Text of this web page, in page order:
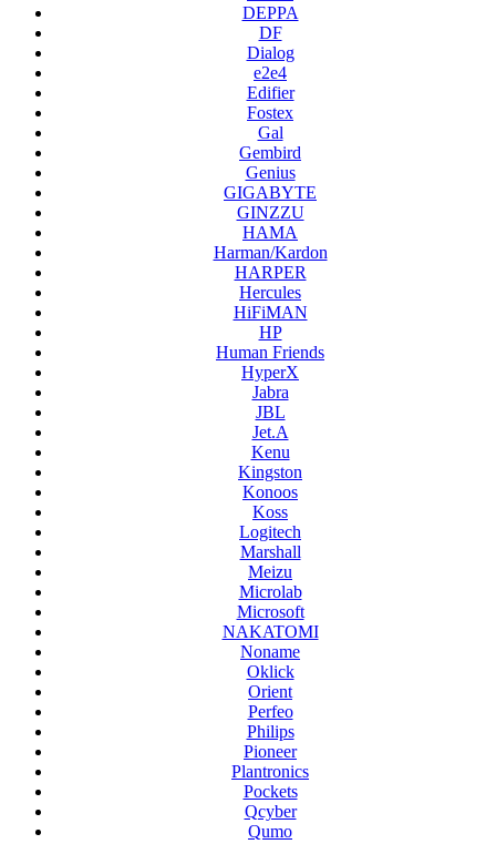
DEPPA
DF
Dialog
e2e4
Edifier
Fostex
Gal
Gembird
Genius
GIGABYTE
GINZZU
HAMA
Harman/Kardon
HARPER
Hercules
HiFiMAN
HP
Human Friends
HyperX
Jabra
JBL
Jet.A
Kenu
Kingston
Konoos
Koss
Logitech
Marshall
Meizu
Microlab
Microsoft
NAKATOMI
Noname
Oklick
Orient
Perfeo
Philips
Pioneer
Plantronics
Pockets
Qcyber
Qumo